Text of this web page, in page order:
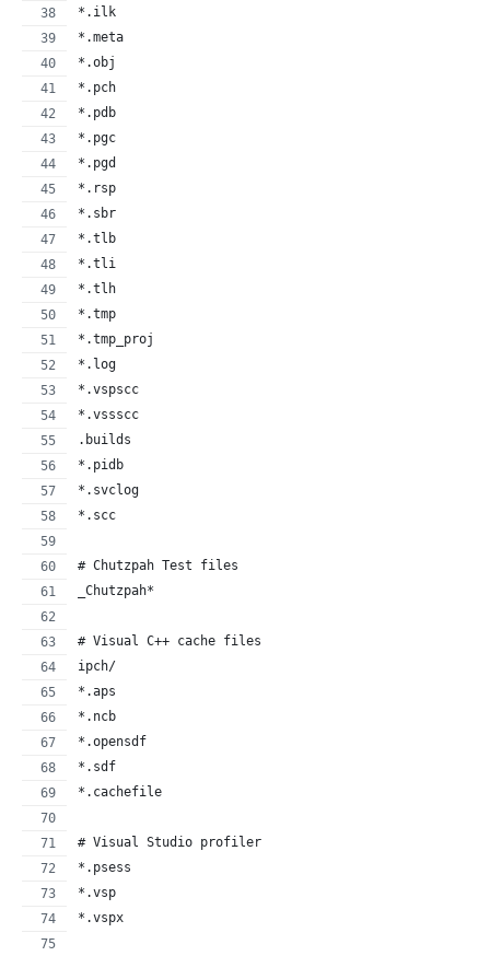
*.ilk
*.meta
*.obj
*.pch
*.pdb
*.pgc
*.pgd
*.rsp
*.sbr
*.tlb
*.tli
*.tlh
*.tmp
*.tmp_proj
*.log
*.vspscc
*.vssscc
.builds
*.pidb
*.svclog
*.scc
# Chutzpah Test files
_Chutzpah*
# Visual C++ cache files
ipch/
*.aps
*.ncb
*.opensdf
*.sdf
*.cachefile
# Visual Studio profiler
*.psess
*.vsp
*.vspx